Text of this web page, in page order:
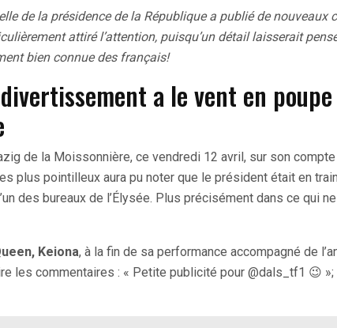
de la présidence de la République a publié de nouveaux
attiré l’attention, puisqu’un détail laisserait
bien connue des français!
a le vent en
de la Moissonnière, ce vendredi 12 avril, sur son compte
plus pointilleux aura pu noter que le président était en
des bureaux de l’Élysée. Plus précisément dans ce qui
Keiona, à la fin de sa performance accompagné de
les commentaires : « Petite publicité pour @dals_tf1 😉 »;